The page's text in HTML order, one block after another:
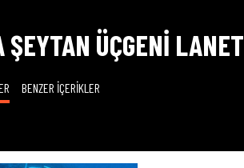
ŞEYTAN ÜÇGENİ
BENZER İÇERİKLER